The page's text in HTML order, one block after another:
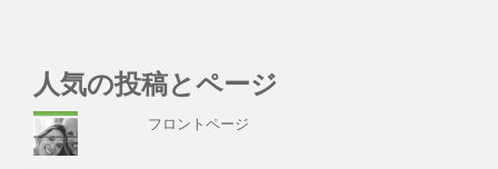
人気の投稿とページ
フロントページ